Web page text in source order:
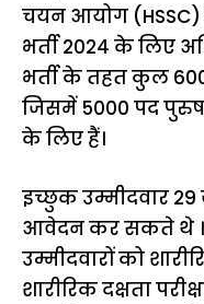
चयन आयोग
भर्ती 2024 के लिए
भर्ती के तहत कुल
जिसमें 5000 पद
के लिए हैं।
इच्छुक उम्मीदवार
आवेदन कर सकते थे ।
उम्मीदवारों को
शारीरिक दक्षता